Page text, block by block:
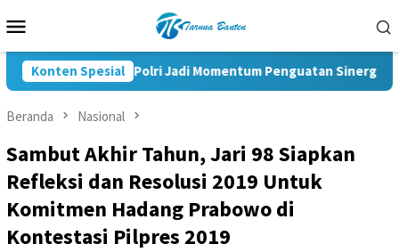
ke
Mobile
Konten Spesial
KBPP Polri Jadi Momentum Penguatan Sinergi Nasional
Beranda Nasional
Sambut Akhir Tahun, Jari 98 Siapkan
Refleksi dan Resolusi 2019 Untuk
Komitmen Hadang Prabowo di
Kontestasi Pilpres 2019